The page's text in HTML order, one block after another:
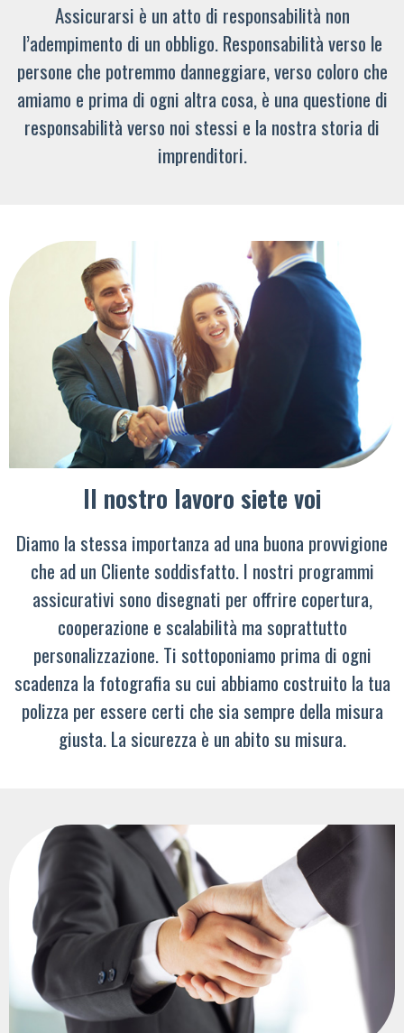
Assicurarsi è un atto di responsabilità non
l’adempimento di un obbligo. Responsabilità verso le
persone che potremmo danneggiare, verso coloro che
amiamo e prima di ogni altra cosa, è una questione di
responsabilità verso noi stessi e la nostra storia di
imprenditori.
Il nostro lavoro siete voi
Diamo la stessa importanza ad una buona provvigione
che ad un Cliente soddisfatto. I nostri programmi
assicurativi sono disegnati per offrire copertura,
cooperazione e scalabilità ma soprattutto
personalizzazione. Ti sottoponiamo prima di ogni
scadenza la fotografia su cui abbiamo costruito la tua
polizza per essere certi che sia sempre della misura
giusta. La sicurezza è un abito su misura.